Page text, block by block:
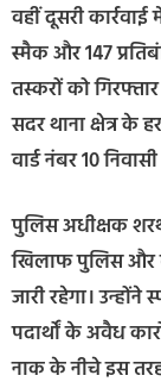
वहीं दूसरी
स्मैक और 147
तस्करों को
सदर थाना क्षेत्र के
वार्ड नंबर 10
पुलिस अधीक्षक
खिलाफ पुलिस और
जारी रहेगा।
पदार्थों के अवैध
नाक के नीचे इस